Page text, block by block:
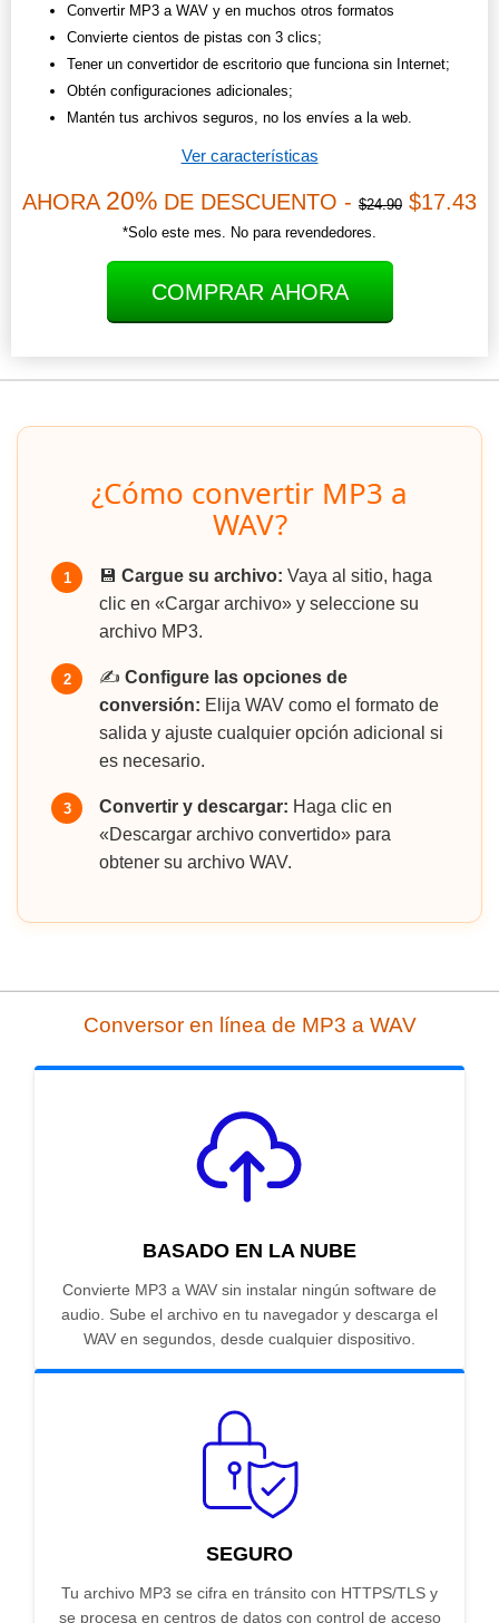
Convertir MP3 a WAV y en muchos otros formatos
Convierte cientos de pistas con 3 clics;
Tener un convertidor de escritorio que funciona sin Internet;
Obtén configuraciones adicionales;
Mantén tus archivos seguros, no los envíes a la web.
Ver características
AHORA 20% DE DESCUENTO - $24.90 $17.43
*Solo este mes. No para revendedores.
COMPRAR AHORA
¿Cómo convertir MP3 a
WAV?
1 💾 Cargue su archivo: Vaya al sitio, haga
clic en «Cargar archivo» y seleccione su
archivo MP3.
2 ✍️ Configure las opciones de
conversión: Elija WAV como el formato de
salida y ajuste cualquier opción adicional si
es necesario.
3 Convertir y descargar: Haga clic en
«Descargar archivo convertido» para
obtener su archivo WAV.
Conversor en línea de MP3 a WAV
BASADO EN LA NUBE
Convierte MP3 a WAV sin instalar ningún software de
audio. Sube el archivo en tu navegador y descarga el
WAV en segundos, desde cualquier dispositivo.
SEGURO
Tu archivo MP3 se cifra en tránsito con HTTPS/TLS y
se procesa en centros de datos con control de acceso